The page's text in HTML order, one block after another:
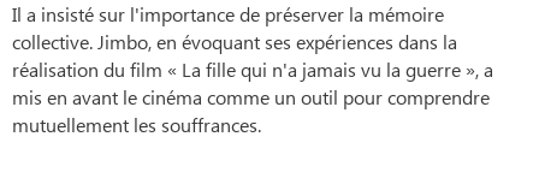
Il a insisté sur l'importance de préserver la mémoire
collective. Jimbo, en évoquant ses expériences dans la
réalisation du film « La fille qui n'a jamais vu la guerre », a
mis en avant le cinéma comme un outil pour comprendre
mutuellement les souffrances.